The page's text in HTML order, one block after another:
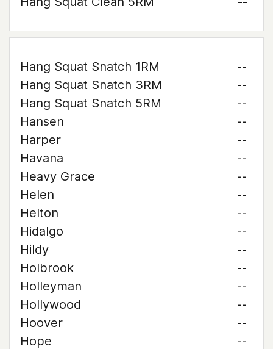
Hang Squat Snatch 1RM
--
Hang Squat Snatch 3RM
--
Hang Squat Snatch 5RM
--
Hansen
--
Harper
--
Havana
--
Heavy Grace
--
Helen
--
Helton
--
Hidalgo
--
Hildy
--
Holbrook
--
Holleyman
--
Hollywood
--
Hoover
--
Hope
--